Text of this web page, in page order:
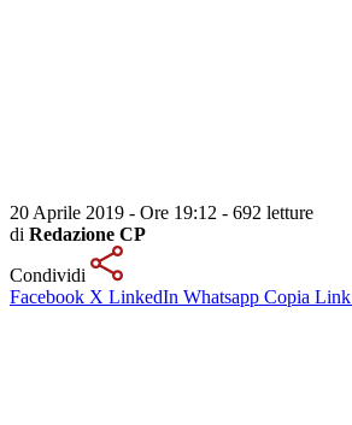
20 Aprile 2019 - Ore 19:12 - 692 letture
di Redazione CP
Condividi
Facebook X LinkedIn Whatsapp Copia Link